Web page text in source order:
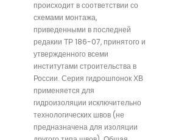
происходит в соответствии со
схемами монтажа,
приведенными в последней
редакии ТР 186-07, принятого и
утвержденного всеми
институтами строительства в
России. Серия гидрошпонок ХВ
применяется для
гидроизоляции исключительно
технологических швов (не
предназначена для изоляции